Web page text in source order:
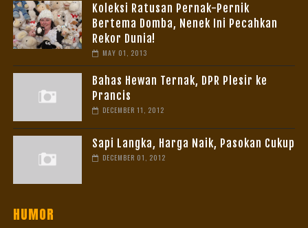
Koleksi Ratusan Pernak-Pernik
Bertema Domba, Nenek Ini Pecahkan
Rekor Dunia!
MAY 01, 2013
Bahas Hewan Ternak, DPR Plesir ke
Prancis
DECEMBER 11, 2012
Sapi Langka, Harga Naik, Pasokan Cukup
DECEMBER 01, 2012
HUMOR